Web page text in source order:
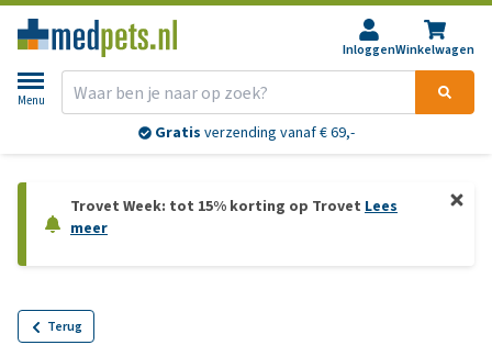
InloggenWinkelwagen
Menu
Gratis verzending vanaf € 69,-
Trovet Week: tot 15% korting op Trovet Lees
meer
Terug